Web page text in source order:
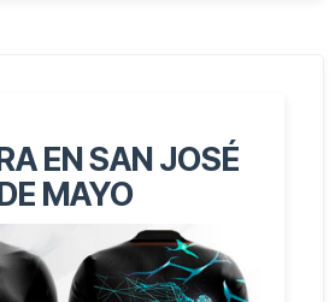
EN SAN JOSÉ
MAYO